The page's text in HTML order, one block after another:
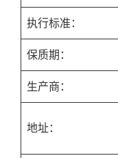
执行标准：
保质期：
生产商：
地址：